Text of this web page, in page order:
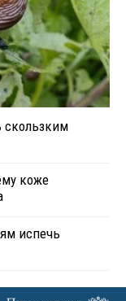
скользким
коже
испечь